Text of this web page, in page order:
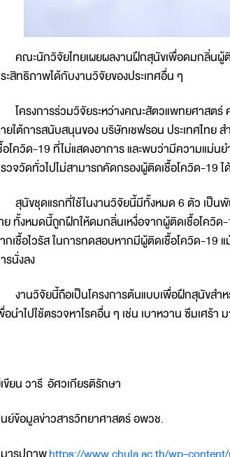
คณะนักวิจัยไทยเผยผลงานฝึกสุนัขเพื่อดมกลิ่นผู้ติ
ะสิทธิภาพได้กับงานวิจัยของประเทศอื่น ๆ
โครงการร่วมวิจัยระหว่างคณะสัตวแพทยศาสต
ยใต้การสนับสนุนของ บริษัทเชฟรอน ประเทศไทย
อโควิด-19 ที่ไม่แสดงอาการ และพบว่ามีความแม่
วจวัดทั่วไปไม่สามารถคัดกรองผู้ติดเชื้อโควิด-19
สุนัขชุดแรกที่ใช้ในงานวิจัยนี้มีทั้งหมด 6 ตัว เป็นพั
ย ทั้งหมดนี้ถูกฝึกให้ดมกลิ่นเหงื่อจากผู้ติดเชื้อโควิด
กเชื้อไวรัส ในการทดสอบหากมีผู้ติดเชื้อโควิด-19
รนั่งลง
งานวิจัยนี้ถือเป็นโครงการต้นแบบเพื่อฝึกสุนัขสำห
อนำไปใช้ตรวจหาโรคอื่น ๆ เช่น เบาหวาน ซึมเศร้า
ขียน วารี อัศวเกียรติรักษา
ย์ข้อมูลข่าวสารวิทยาศาสตร์ อพวช.